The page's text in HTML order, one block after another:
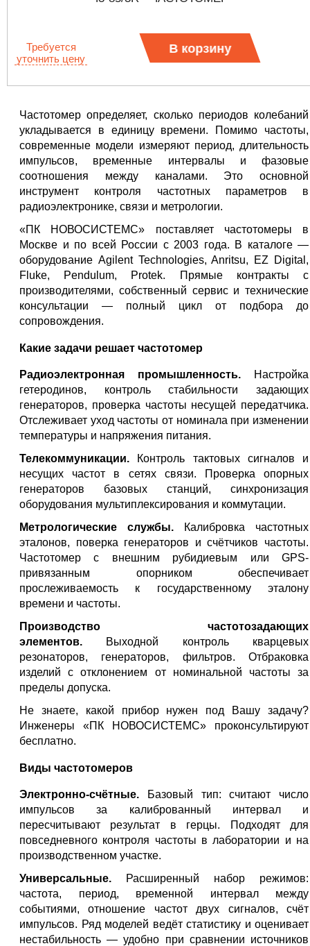
Требуется
уточнить цену
В корзину
Частотомер определяет, сколько периодов колебаний
укладывается в единицу времени. Помимо частоты,
современные модели измеряют период, длительность
импульсов, временные интервалы и фазовые
соотношения между каналами. Это основной
инструмент контроля частотных параметров в
радиоэлектронике, связи и метрологии.
«ПК НОВОСИСТЕМС» поставляет частотомеры в
Москве и по всей России с 2003 года. В каталоге —
оборудование Agilent Technologies, Anritsu, EZ Digital,
Fluke, Pendulum, Protek. Прямые контракты с
производителями, собственный сервис и технические
консультации — полный цикл от подбора до
сопровождения.
Какие задачи решает частотомер
Радиоэлектронная промышленность. Настройка
гетеродинов, контроль стабильности задающих
генераторов, проверка частоты несущей передатчика.
Отслеживает уход частоты от номинала при изменении
температуры и напряжения питания.
Телекоммуникации. Контроль тактовых сигналов и
несущих частот в сетях связи. Проверка опорных
генераторов базовых станций, синхронизация
оборудования мультиплексирования и коммутации.
Метрологические службы. Калибровка частотных
эталонов, поверка генераторов и счётчиков частоты.
Частотомер с внешним рубидиевым или GPS-
привязанным опорником обеспечивает
прослеживаемость к государственному эталону
времени и частоты.
Производство частотозадающих
элементов. Выходной контроль кварцевых
резонаторов, генераторов, фильтров. Отбраковка
изделий с отклонением от номинальной частоты за
пределы допуска.
Не знаете, какой прибор нужен под Вашу задачу?
Инженеры «ПК НОВОСИСТЕМС» проконсультируют
бесплатно.
Виды частотомеров
Электронно-счётные. Базовый тип: считают число
импульсов за калиброванный интервал и
пересчитывают результат в герцы. Подходят для
повседневного контроля частоты в лаборатории и на
производственном участке.
Универсальные. Расширенный набор режимов:
частота, период, временной интервал между
событиями, отношение частот двух сигналов, счёт
импульсов. Ряд моделей ведёт статистику и оценивает
нестабильность — удобно при сравнении источников